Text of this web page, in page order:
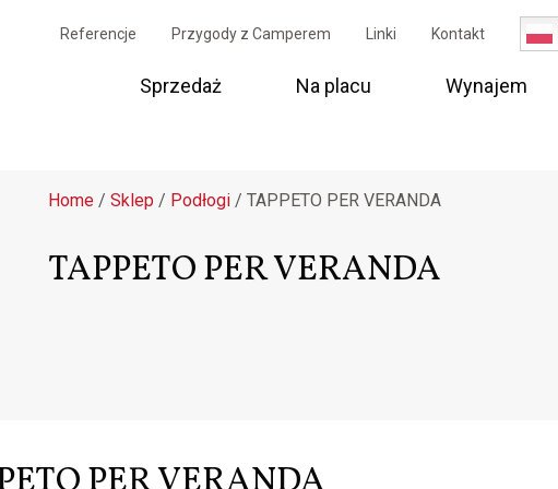
Sprzedaż Na placu Wynajem
Referencje Przygody z Camperem Linki Kontakt
Home / Sklep / Podłogi / TAPPETO PER VERANDA
TAPPETO PER VERANDA